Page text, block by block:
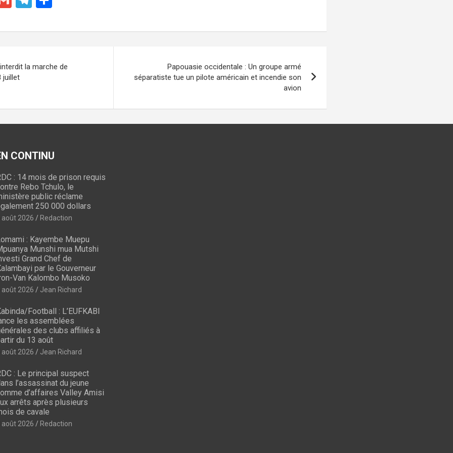
ail e
a
ta
er
la marche de
juillet
Papouasie occidentale : Un groupe armé
séparatiste tue un pilote américain et incendie son
avion
CONTINU
: 14 mois de prison requis
Rebo Tchulo, le
public réclame
250 000 dollars
août 2026 Redaction
: Kayembe Muepu
Munshi mua Mutshi
Grand Chef de
par le Gouverneur
Van Kalombo Musoko
août 2026 Jean Richard
Football : L’EUFKABI
les assemblées
des clubs affiliés à
du 13 août
août 2026 Jean Richard
: Le principal suspect
l’assassinat du jeune
d’affaires Valley Amisi
arrêts après plusieurs
de cavale
août 2026 Redaction